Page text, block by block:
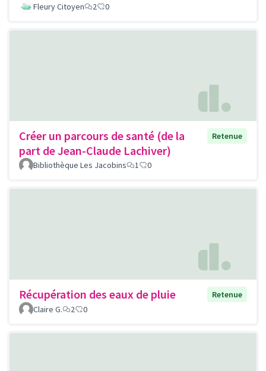
Fleury Citoyen
2 0
Créer un parcours de santé (de la
part de Jean-Claude Lachiver)
Retenue
Bibliothèque Les Jacobins 1 0
Récupération des eaux de pluie
Retenue
Claire G.
2 0